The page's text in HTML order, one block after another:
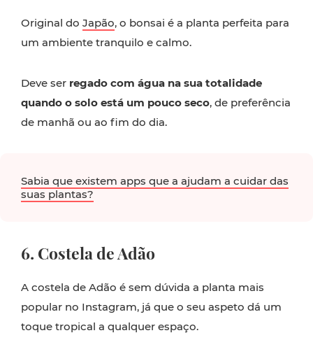
Original do Japão, o bonsai é a planta perfeita para
um ambiente tranquilo e calmo.
Deve ser regado com água na sua totalidade
quando o solo está um pouco seco, de preferência
de manhã ou ao fim do dia.
Sabia que existem apps que a ajudam a cuidar das
suas plantas?
6. Costela de Adão
A costela de Adão é sem dúvida a planta mais
popular no Instagram, já que o seu aspeto dá um
toque tropical a qualquer espaço.